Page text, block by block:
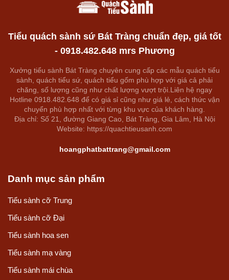
Tiểu quách sành sứ Bát Tràng chuẩn đẹp, giá tốt
- 0918.482.648 mrs Phương
Xưởng tiểu sành Bát Tràng chuyên cung cấp các mẫu quách tiểu
sành, quách tiểu sứ, quách tiểu gốm phù hợp với giá cả phải
chăng, số lượng cũng như chất lượng vượt trội.Liên hệ ngay
Hotline 0918.482.648 để có giá sỉ cũng như giá lẻ, cách thức vận
chuyển phù hợp nhất với từng khu vực của khách hàng.
Địa chỉ: Số 21, đường Giang Cao, Bát Tràng, Gia Lâm, Hà Nội
Website: https://quachtieusanh.com
hoangphatbattrang@gmail.com
Danh mục sản phẩm
Tiểu sành cỡ Trung
Tiểu sành cỡ Đại
Tiểu sành hoa sen
Tiểu sành mạ vàng
Tiểu sành mái chùa